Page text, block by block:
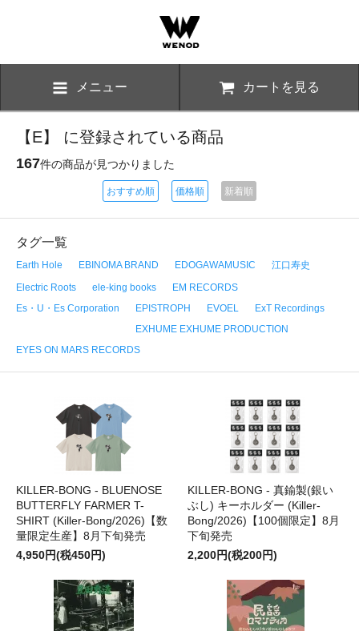
メニュー カートを見る
【E】 に登録されている商品
167件の商品が見つかりました
おすすめ順 価格順 新着順
タグ一覧
Earth Hole EBINOMA BRAND EDOGAWAMUSIC
江口寿史
Electric Roots
ele-king books
EM RECORDS
Es・U・Es Corporation
EPISTROPH EVOEL
ExT Recordings
EXHUME EXHUME PRODUCTION
EYES ON MARS RECORDS
KILLER-BONG - BLUENOSE
BUTTERFLY FARMER T-
SHIRT (Killer-Bong/2026)【数
量限定生産】8月下旬発売
4,950円(税450円)
KILLER-BONG - 真鍮製(銀い
ぶし) キーホルダー (Killer-
Bong/2026)【100個限定】8月
下旬発売
2,200円(税200円)